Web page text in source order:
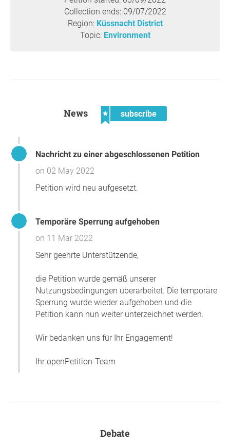
Collection ends: 09/07/2022
Region: Küssnacht District
Topic: Environment
News subscribe
Nachricht zu einer abgeschlossenen Petition
on 02 May 2022
Petition wird neu aufgesetzt.
Temporäre Sperrung aufgehoben
on 11 Mar 2022
Sehr geehrte Unterstützende,
die Petition wurde gemäß unserer
Nutzungsbedingungen überarbeitet. Die temporäre
Sperrung wurde wieder aufgehoben und die
Petition kann nun weiter unterzeichnet werden.
Wir bedanken uns für Ihr Engagement!
Ihr openPetition-Team
Debate